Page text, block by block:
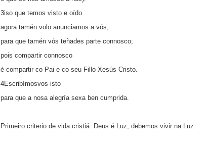
3iso que temos visto e oído
agora tamén volo anunciamos a vós,
para que tamén vós teñades parte connosco;
pois compartir connosco
é compartir co Pai e co seu Fillo Xesús Cristo.
4Escribímosvos isto
para que a nosa alegría sexa ben cumprida.
Primeiro criterio de vida cristiá: Deus é Luz, debemos vivir na Luz